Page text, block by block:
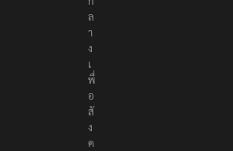
ล
า
ง
เ
พื่
อ
สั
ง
ค